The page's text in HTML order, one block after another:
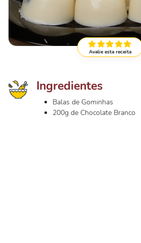
Avalie esta receita
Ingredientes
Balas de Gominhas
200g de Chocolate Branco